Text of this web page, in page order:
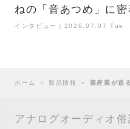
ねの「音あつめ」に密
インタビュー｜2026.07.07 Tue
ホーム ＞ 製品情報 ＞ 葵産業が送
アナログオーディオ俗